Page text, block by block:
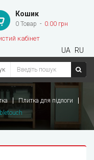
Кошик
0 Товар 0.00 грн
кабінет
UA RU
Плитка для підлоги